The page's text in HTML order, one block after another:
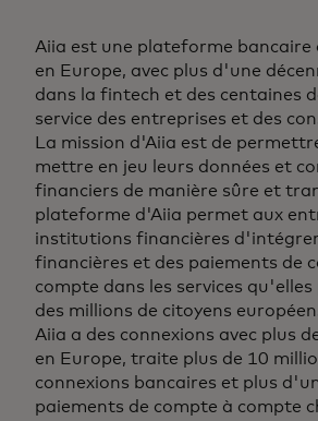
Aiia est une plateforme bancaire
en Europe, avec plus d'une
dans la fintech et des centaines
service des entreprises et des
La mission d'Aiia est de
mettre en jeu leurs données et
financiers de manière sûre et
plateforme d'Aiia permet aux
institutions financières d'intégrer
financières et des paiements de
compte dans les services
des millions de citoyens
Aiia a des connexions avec plus
en Europe, traite plus de 10
connexions bancaires et plus
paiements de compte à compte